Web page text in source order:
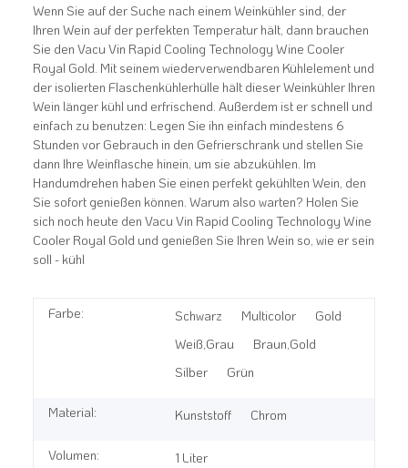
Wenn Sie auf der Suche nach einem Weinkühler sind, der
Ihren Wein auf der perfekten Temperatur hält, dann brauchen
Sie den Vacu Vin Rapid Cooling Technology Wine Cooler
Royal Gold. Mit seinem wiederverwendbaren Kühlelement und
der isolierten Flaschenkühlerhülle hält dieser Weinkühler Ihren
Wein länger kühl und erfrischend. Außerdem ist er schnell und
einfach zu benutzen: Legen Sie ihn einfach mindestens 6
Stunden vor Gebrauch in den Gefrierschrank und stellen Sie
dann Ihre Weinflasche hinein, um sie abzukühlen. Im
Handumdrehen haben Sie einen perfekt gekühlten Wein, den
Sie sofort genießen können. Warum also warten? Holen Sie
sich noch heute den Vacu Vin Rapid Cooling Technology Wine
Cooler Royal Gold und genießen Sie Ihren Wein so, wie er sein
soll - kühl
Farbe: Schwarz Multicolor
Gold
Weiß,Grau
Braun,Gold
Silber
Grün
Material: Kunststoff Chrom
Volumen: 1 Liter